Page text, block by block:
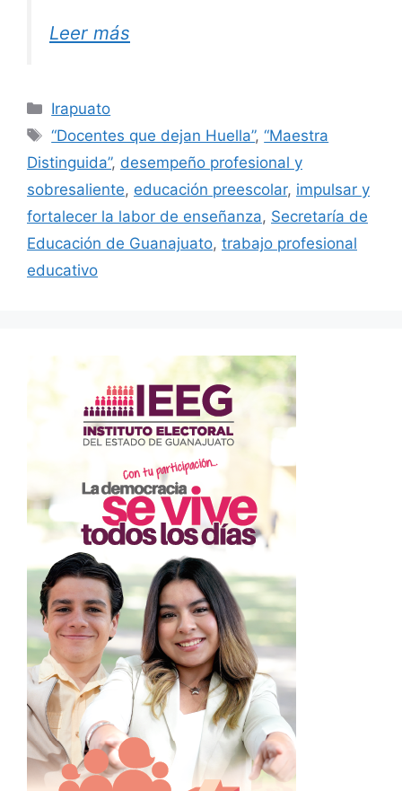
Leer más
Categorías
Irapuato
Etiquetas
“Docentes que dejan Huella”,“Maestra
Distinguida”, desempeño profesional y
sobresaliente, educación preescolar, impulsar y
fortalecer la labor de enseñanza, Secretaría de
Educación de Guanajuato, trabajo profesional
educativo